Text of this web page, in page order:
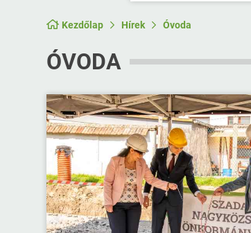
Kezdőlap Hírek Óvoda
ÓVODA